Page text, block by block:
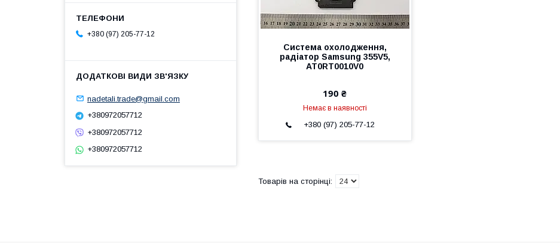
Система охолодження,
радіатор Samsung 355V5,
AT0RT0010V0
190 ₴
Немає в наявності
+380 (97) 205-77-12
+380 (97) 205-77-12
nadetali.trade@gmail.com
+380972057712
+380972057712
+380972057712